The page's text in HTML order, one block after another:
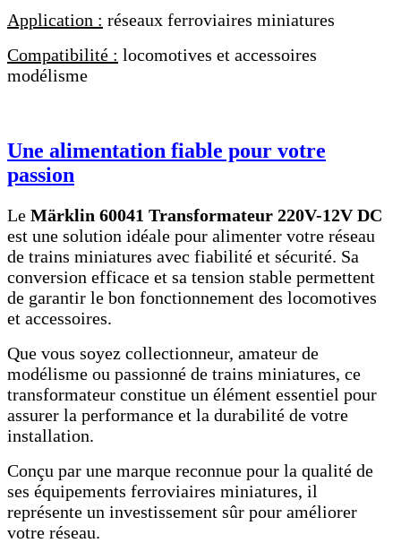
Application : réseaux ferroviaires miniatures
Compatibilité : locomotives et accessoires
modélisme
Une alimentation fiable pour votre
passion
Le Märklin 60041 Transformateur 220V-12V DC
est une solution idéale pour alimenter votre réseau
de trains miniatures avec fiabilité et sécurité. Sa
conversion efficace et sa tension stable permettent
de garantir le bon fonctionnement des locomotives
et accessoires.
Que vous soyez collectionneur, amateur de
modélisme ou passionné de trains miniatures, ce
transformateur constitue un élément essentiel pour
assurer la performance et la durabilité de votre
installation.
Conçu par une marque reconnue pour la qualité de
ses équipements ferroviaires miniatures, il
représente un investissement sûr pour améliorer
votre réseau.